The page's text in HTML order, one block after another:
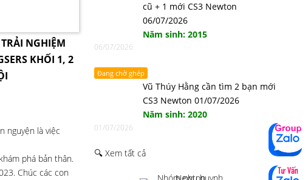
NGHIỆM
KHỐI 1, 2
nguyện là việc
phá bản thân.
Chúc các con
cũ + 1 mới CS3 Newton
06/07/2026
Năm sinh: 2015
06/07/2026
Đang chờ ghép
Vũ Thúy Hằng cần tìm 2 bạn mới
CS3 Newton 01/07/2026
Năm sinh: 2020
01/07/2026
🔍 Xem tất cả